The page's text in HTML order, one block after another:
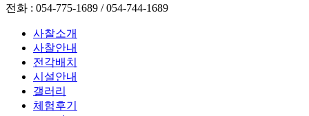
전화 : 054-775-1689 / 054-744-1689
사찰소개
사찰안내
전각배치
시설안내
갤러리
체험후기